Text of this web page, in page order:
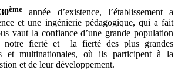
30ème
année d’existence, l’établissement a
et une ingénierie pédagogique, qui a fait
vaut la confiance d’une grande population
notre fierté et la fierté des plus grandes
et multinationales, où ils participent à la
et de leur développement.